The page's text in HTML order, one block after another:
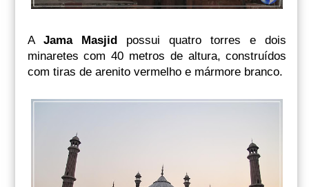
A Jama Masjidpossui quatro torres e dois
minaretes com 40 metros de altura, construídos
com tiras de arenito vermelho e mármore branco.